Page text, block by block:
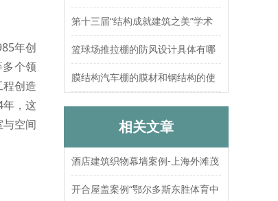
年创
个领
创造
年，这
与空间
办：已处置，无人员伤亡
第十三届“结构成就建筑之美”学术
论坛暨上海大歌剧院观摩
篮球场推拉棚的防风设计具体有哪
些？抗风等级如何测试验证？
膜结构汽车棚的膜材和钢结构的使
用寿命分别是多久？
相关文章
酒店建筑织物幕墙案例-上海外滩茂
悦大酒店
开合屋盖案例“鄂尔多斯东胜体育中